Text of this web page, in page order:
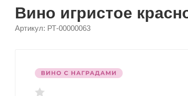
Вино игристое
Артикул: РТ-00000063